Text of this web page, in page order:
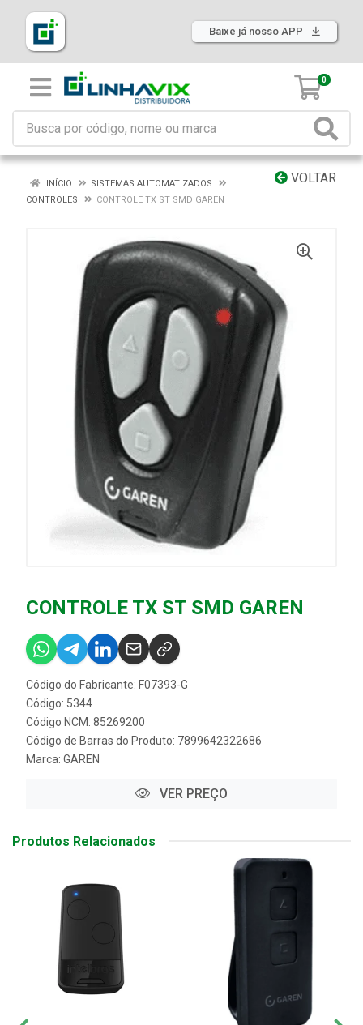
Baixe já nosso APP
0
VOLTAR
INÍCIO
SISTEMAS AUTOMATIZADOS
CONTROLES
CONTROLE TX ST SMD GAREN
CONTROLE TX ST SMD GAREN
Código do Fabricante: F07393-G
Código: 5344
Código NCM: 85269200
Código de Barras do Produto: 7899642322686
Marca: GAREN
VER PREÇO
Produtos Relacionados